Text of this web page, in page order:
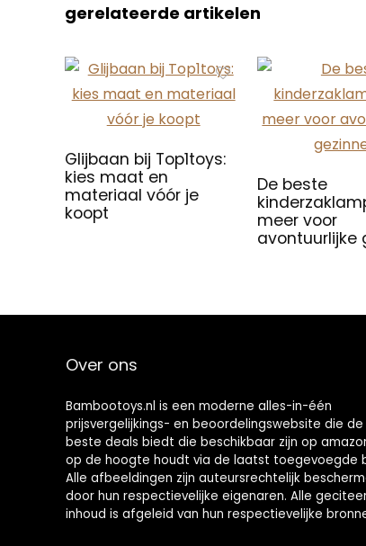
gerelateerde artikelen
Glijbaan bij Top1toys:
kies maat en
materiaal vóór je
koopt
De beste
meer voor
avontuurlijke
Over ons
Bambootoys.nl is een moderne alles-in-één
prijsvergelijkings- en beoordelingswebsite die de
beste deals biedt die beschikbaar zijn op
op de hoogte houdt via de laatst toegevoegde
Alle afbeeldingen zijn auteursrechtelijk
door hun respectievelijke eigenaren. Alle
inhoud is afgeleid van hun respectievelijke